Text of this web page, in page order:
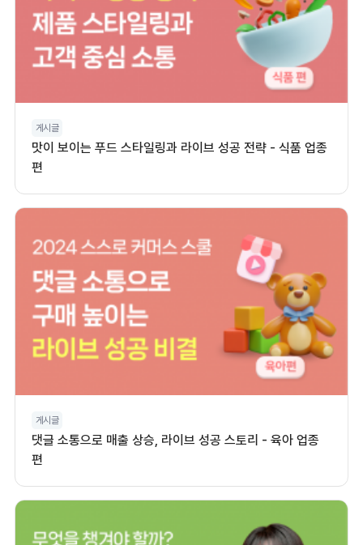
게시글
맛이 보이는 푸드 스타일링과 라이브 성공 전략 - 식품 업종
편
게시글
댓글 소통으로 매출 상승, 라이브 성공 스토리 - 육아 업종
편